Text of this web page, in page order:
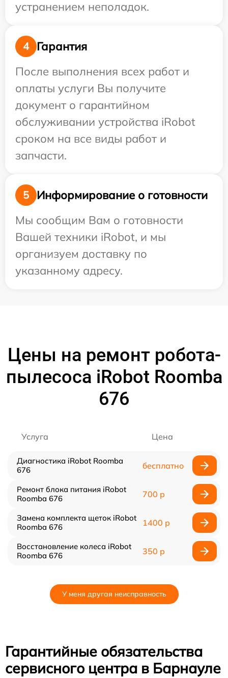
устранением неполадок.
4
Гарантия
После выполнения всех работ и
оплаты услуги Вы получите
документ о гарантийном
обслуживании устройства iRobot
сроком на все виды работ и
запчасти.
5
Информирование о готовности
Мы сообщим Вам о готовности
Вашей техники iRobot, и мы
организуем доставку по
указанному адресу.
Цены на ремонт робота-
пылесоса iRobot Roomba
676
Услуга Цена
Диагностика iRobot Roomba
676
бесплатно
Ремонт блока питания iRobot
Roomba 676
700 р
Замена комплекта щеток iRobot
Roomba 676
1400 р
Восстановление колеса iRobot
Roomba 676
350 р
У меня другая неисправность
Гарантийные обязательства
сервисного центра в Барнауле